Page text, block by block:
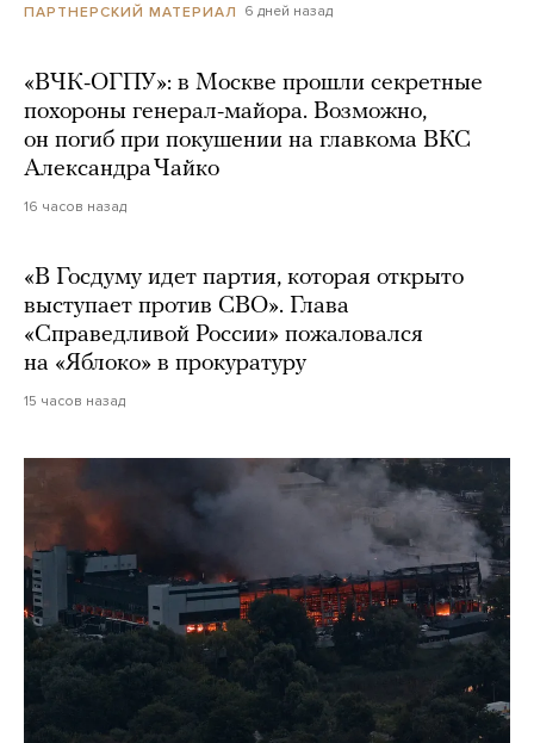
ПАРТНЕРСКИЙ МАТЕРИАЛ 6 дней назад
«ВЧК-ОГПУ»: в Москве прошли секретные
похороны генерал-майора. Возможно,
он погиб при покушении на главкома ВКС
Александра Чайко
16 часов назад
«В Госдуму идет партия, которая открыто
выступает против СВО». Глава
«Справедливой России» пожаловался
на «Яблоко» в прокуратуру
15 часов назад